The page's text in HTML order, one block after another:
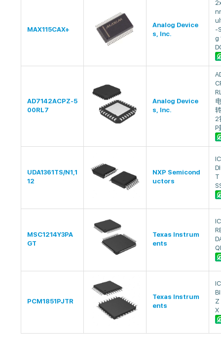
MAX115CAX+
Analog Device
s, Inc.
-
g
AD7142ACPZ-5
00RL7
Analog Device
s, Inc.
2
P
UDA1361TS/N1,1
12
NXP Semicond
uctors
T
MSC1214Y3PA
GT
Texas Instrum
ents
PCM1851PJTR
Texas Instrum
ents
Z
X